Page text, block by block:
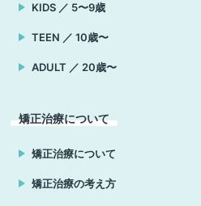
KIDS ／ 5〜9歳
TEEN ／ 10歳〜
ADULT ／ 20歳〜
矯正治療について
矯正治療について
矯正治療の考え方